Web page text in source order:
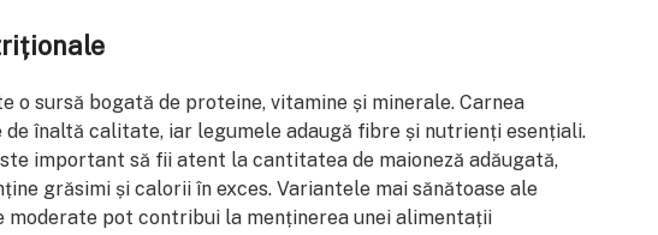
o sursă bogată de proteine, vitamine și minerale. Carnea
înaltă calitate, iar legumele adaugă fibre și nutrienți esențiali.
important să fii atent la cantitatea de maioneză adăugată,
grăsimi și calorii în exces. Variantele mai sănătoase ale
moderate pot contribui la menținerea unei alimentații